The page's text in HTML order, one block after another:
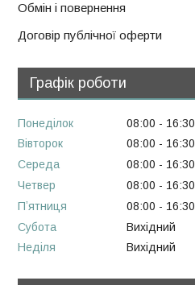
Обмін і повернення
Договір публічної оферти
Графік роботи
Понеділок 08:00
16:30
Вівторок
08:00
16:30
Середа
08:00
16:30
Четвер
08:00
16:30
Пʼятниця
08:00
16:30
Субота
Вихідний
Неділя
Вихідний